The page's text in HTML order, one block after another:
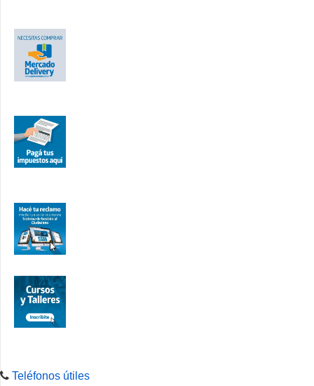
Teléfonos útiles